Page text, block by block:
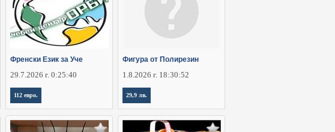
Френски Език за Уче
29.7.2026 г. 0:25:40
112 евро.
Фигура от Полирезин
1.8.2026 г. 18:30:52
29,9 лв.